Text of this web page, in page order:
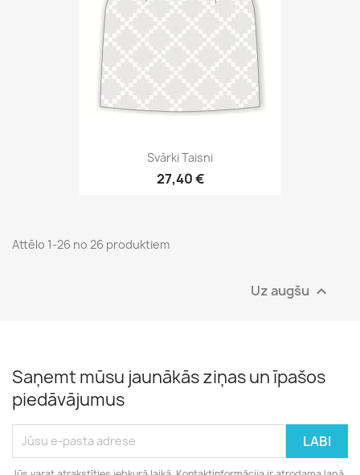
Svārki Taisni
27,40 €
Attēlo 1-26 no 26 produktiem
Uz augšu 
Saņemt mūsu jaunākās ziņas un īpašos
piedāvājumus